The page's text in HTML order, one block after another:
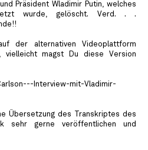
Präsident Wladimir Putin, welches
wurde, gelöscht. Verd. . .
der alternativen Videoplattform
vielleicht magst Du diese Version
Interview-mit-Vladimir-
Übersetzung des Transkriptes des
sehr gerne veröffentlichen und